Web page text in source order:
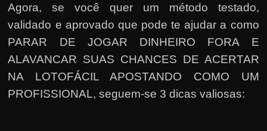
Agora, se você quer um método testado,
validado e aprovado que pode te ajudar a como
PARAR DE JOGAR DINHEIRO FORA E
ALAVANCAR SUAS CHANCES DE ACERTAR
NA LOTOFÁCIL APOSTANDO COMO UM
PROFISSIONAL, seguem-se 3 dicas valiosas: